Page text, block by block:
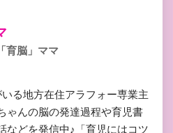
育脳」ママ
る地方在住アラフォー専業主
ゃんの脳の発達過程や育児書
などを発信中♪「育児にはコツ